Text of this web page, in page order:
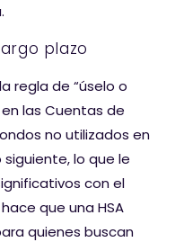
plazo
regla de “úselo o
las Cuentas de
no utilizados en
siguiente, lo que le
con el
que una HSA
quienes buscan